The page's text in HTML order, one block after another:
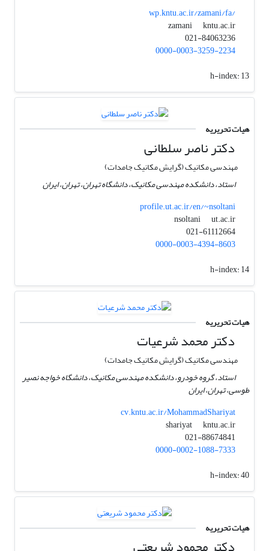
wp.kntu.ac.ir/zamani/fa/
zamani
kntu.ac.ir
021-84063236
0000-0003-3259-2234
h-index:13
هیات تحریریه
دکتر ناصر سلطانی
مهندسی مکانیک (گرایش مکانیک جامدات)
استاد، دانشکده مهندسی مکانیک، دانشگاه تهران، تهران، ایران
profile.ut.ac.ir/en/~nsoltani
nsoltani
ut.ac.ir
021-61112664
0000-0003-4394-8603
h-index:14
هیات تحریریه
دکتر محمد شرعیات
مهندسی مکانیک (گرایش مکانیک جامدات)
استاد، گروه خودرو، دانشکده مهندسی مکانیک، دانشگاه خواجه نصیر
طوسی، تهران، ایران
cv.kntu.ac.ir/MohammadShariyat
shariyat
kntu.ac.ir
0000-0002-1088-7333
h-index:40
هیات تحریریه